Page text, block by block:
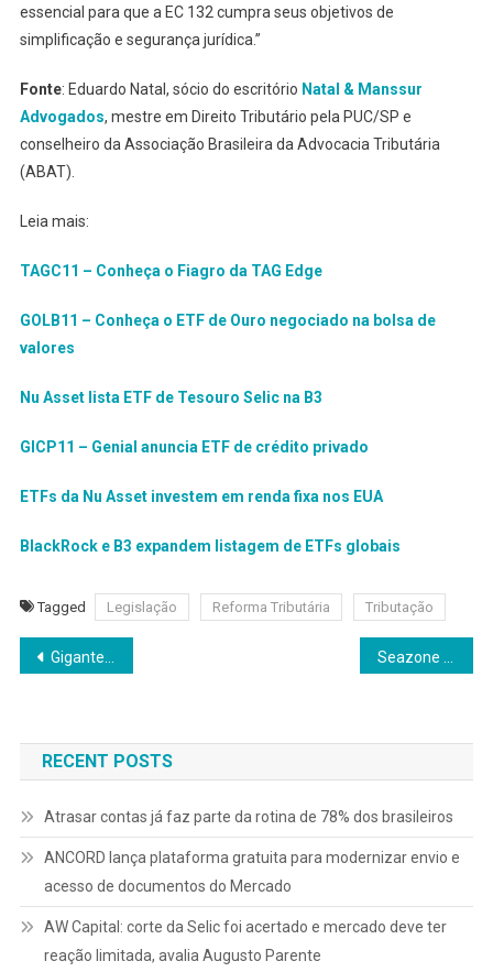
essencial para que a EC 132 cumpra seus objetivos de
simplificação e segurança jurídica.”
Fonte: Eduardo Natal, sócio do escritório Natal & Manssur
Advogados, mestre em Direito Tributário pela PUC/SP e
conselheiro da Associação Brasileira da Advocacia Tributária
(ABAT).
Leia mais:
TAGC11 – Conheça o Fiagro da TAG Edge
GOLB11 – Conheça o ETF de Ouro negociado na bolsa de
valores
Nu Asset lista ETF de Tesouro Selic na B3
GICP11 – Genial anuncia ETF de crédito privado
ETFs da Nu Asset investem em renda fixa nos EUA
BlackRock e B3 expandem listagem de ETFs globais
Tagged Legislação Reforma Tributária Tributação
Navegação
Post
Gigantes da liquidez: conheça os 5 fundos imobiliários mais negociados na bolsa de valores Seazone aposta em microfranquias para escalar operação e reforçar presença local em mais de 60 cidades
RECENT POSTS
Atrasar contas já faz parte da rotina de 78% dos brasileiros
ANCORD lança plataforma gratuita para modernizar envio e
acesso de documentos do Mercado
AW Capital: corte da Selic foi acertado e mercado deve ter
reação limitada, avalia Augusto Parente